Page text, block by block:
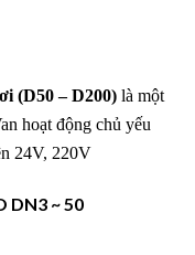
(D50 – D200) là một
hoạt động chủ yếu
24V, 220V
DN3 ~ 50